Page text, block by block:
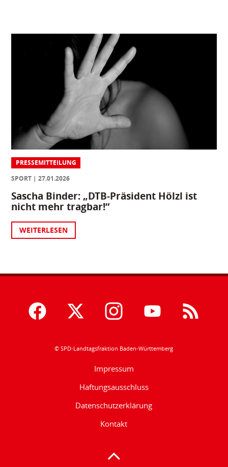
PRESSEMITTEILUNG
SPORT
27.01.2026
Sascha Binder: „DTB-Präsident Hölzl ist
nicht mehr tragbar!“
WEITERLESEN
© SPD-Landtagsfraktion Baden-Württemberg
Impressum
Haftungsausschluss
Datenschutzerklärung
Kontakt